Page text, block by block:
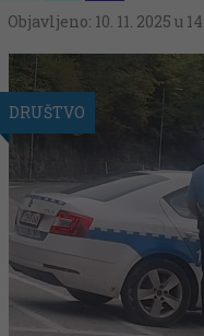
Objavljeno: 10. 11. 2025 u
DRUŠTVO